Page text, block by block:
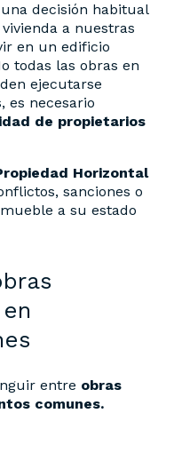
decisión habitual
a nuestras
en un edificio
todas las obras en
ejecutarse
es necesario
de propietarios
Horizontal
sanciones o
a su estado
entre obras
comunes.